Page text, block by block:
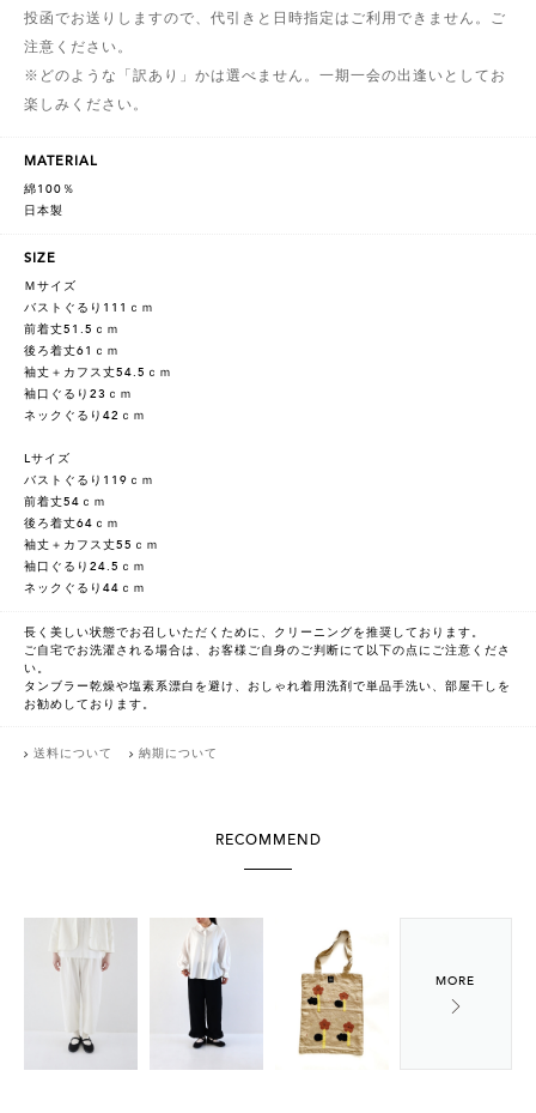
投函でお送りしますので、代引きと日時指定はご利用できません。ご
注意ください。
※どのような「訳あり」かは選べません。一期一会の出逢いとしてお
楽しみください。
MATERIAL
綿100％
日本製
SIZE
Ｍサイズ
バストぐるり111ｃｍ
前着丈51.5ｃｍ
後ろ着丈61ｃｍ
袖丈＋カフス丈54.5ｃｍ
袖口ぐるり23ｃｍ
ネックぐるり42ｃｍ
Lサイズ
バストぐるり119ｃｍ
前着丈54ｃｍ
後ろ着丈64ｃｍ
袖丈＋カフス丈55ｃｍ
袖口ぐるり24.5ｃｍ
ネックぐるり44ｃｍ
長く美しい状態でお召しいただくために、クリーニングを推奨しております。
ご自宅でお洗濯される場合は、お客様ご自身のご判断にて以下の点にご注意くださ
い。
タンブラー乾燥や塩素系漂白を避け、おしゃれ着用洗剤で単品手洗い、部屋干しを
お勧めしております。
送料について 納期について
RECOMMEND